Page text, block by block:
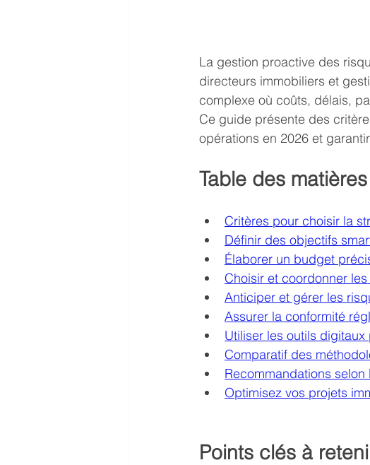
La gestion proactive des
directeurs immobiliers et
complexe où coûts, délais,
Ce guide présente des
opérations en 2026 et
Table des matières
Critères pour choisir la
Définir des objectifs
Élaborer un budget
Choisir et coordonner
Anticiper et gérer les
Assurer la conformité
Utiliser les outils
Comparatif des
Recommandations
Optimisez vos projets
Points clés à